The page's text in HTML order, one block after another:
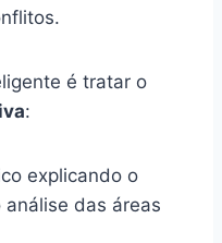
é tratar o
:
explicando o
das áreas